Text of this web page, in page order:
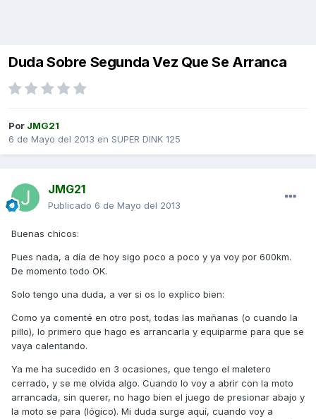
Duda Sobre Segunda Vez Que Se Arranca
Por JMG21
6 de Mayo del 2013 en SUPER DINK 125
JMG21
Publicado 6 de Mayo del 2013
Buenas chicos:
Pues nada, a día de hoy sigo poco a poco y ya voy por 600km.
De momento todo OK.
Solo tengo una duda, a ver si os lo explico bien:
Como ya comenté en otro post, todas las mañanas (o cuando la
pillo), lo primero que hago es arrancarla y equiparme para que se
vaya calentando.
Ya me ha sucedido en 3 ocasiones, que tengo el maletero
cerrado, y se me olvida algo. Cuando lo voy a abrir con la moto
arrancada, sin querer, no hago bien el juego de presionar abajo y
la moto se para (lógico). Mi duda surge aquí, cuando voy a